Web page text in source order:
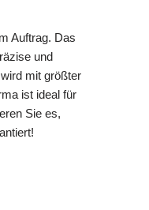
Auftrag. Das
und
mit größter
ist ideal für
Sie es,